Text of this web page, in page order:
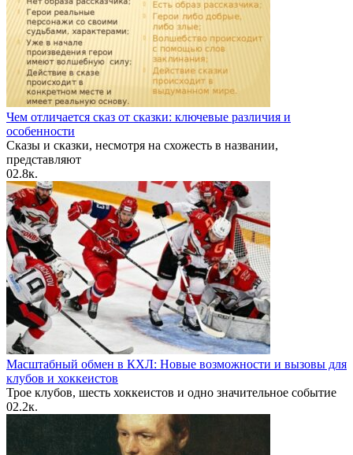
Чем отличается сказ от сказки: ключевые различия и
особенности
Сказы и сказки, несмотря на схожесть в названии,
представляют
02.8к.
Масштабный обмен в КХЛ: Новые возможности и вызовы для
клубов и хоккеистов
Трое клубов, шесть хоккеистов и одно значительное событие
02.2к.